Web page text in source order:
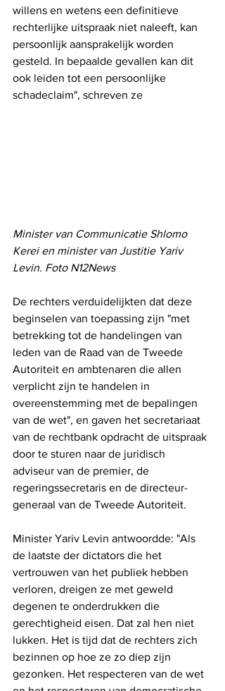
willens en wetens een definitieve
rechterlijke uitspraak niet naleeft, kan
persoonlijk aansprakelijk worden
gesteld. In bepaalde gevallen kan dit
ook leiden tot een persoonlijke
schadeclaim", schreven ze
Minister van Communicatie Shlomo
Kerei en minister van Justitie Yariv
Levin. Foto N12News
De rechters verduidelijkten dat deze
beginselen van toepassing zijn "met
betrekking tot de handelingen van
leden van de Raad van de Tweede
Autoriteit en ambtenaren die allen
verplicht zijn te handelen in
overeenstemming met de bepalingen
van de wet", en gaven het secretariaat
van de rechtbank opdracht de uitspraak
door te sturen naar de juridisch
adviseur van de premier, de
regeringssecretaris en de directeur-
generaal van de Tweede Autoriteit.
Minister Yariv Levin antwoordde: "Als
de laatste der dictators die het
vertrouwen van het publiek hebben
verloren, dreigen ze met geweld
degenen te onderdrukken die
gerechtigheid eisen. Dat zal hen niet
lukken. Het is tijd dat de rechters zich
bezinnen op hoe ze zo diep zijn
gezonken. Het respecteren van de wet